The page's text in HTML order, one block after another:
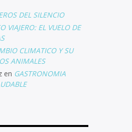
DEL SILENCIO
VIAJERO: EL VUELO DE
CLIMATICO Y SU
ANIMALES
en GASTRONOMIA